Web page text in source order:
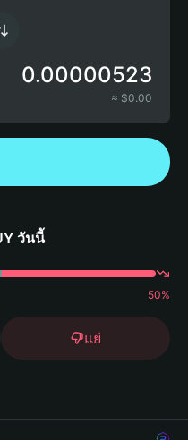
0.00000523
≈ $0.00
วันนี้
50%
แย่